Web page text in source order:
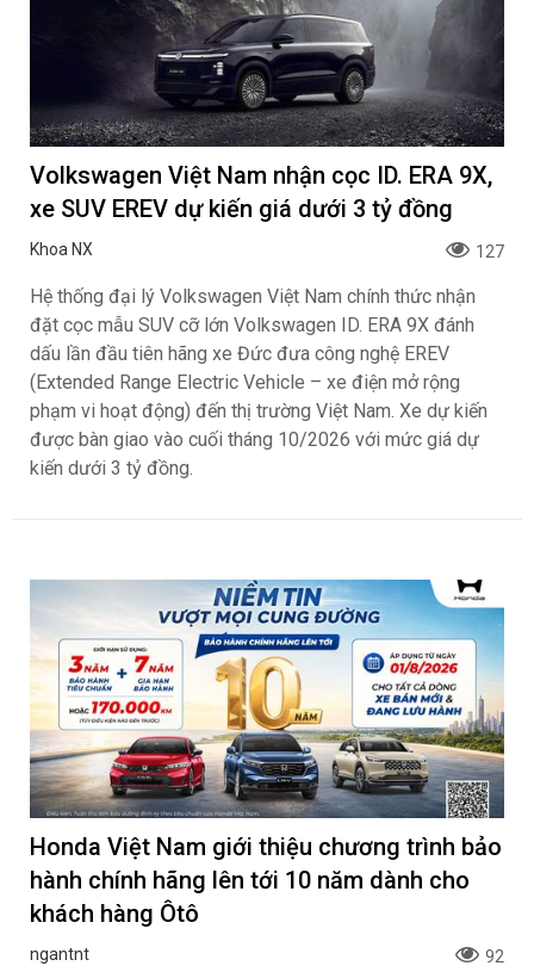
Volkswagen Việt Nam nhận cọc ID. ERA 9X,
xe SUV EREV dự kiến giá dưới 3 tỷ đồng
Khoa NX 127
Hệ thống đại lý Volkswagen Việt Nam chính thức nhận
đặt cọc mẫu SUV cỡ lớn Volkswagen ID. ERA 9X đánh
dấu lần đầu tiên hãng xe Đức đưa công nghệ EREV
(Extended Range Electric Vehicle – xe điện mở rộng
phạm vi hoạt động) đến thị trường Việt Nam. Xe dự kiến
được bàn giao vào cuối tháng 10/2026 với mức giá dự
kiến dưới 3 tỷ đồng.
Honda Việt Nam giới thiệu chương trình bảo
hành chính hãng lên tới 10 năm dành cho
khách hàng Ôtô
ngantnt 92